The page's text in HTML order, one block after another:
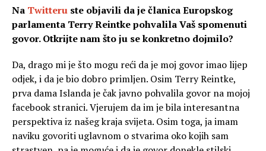
Na Twitteru ste objavili da je članica Europskog
parlamenta Terry Reintke pohvalila Vaš spomenuti
govor. Otkrijte nam što ju se konkretno dojmilo?
Da, drago mi je što mogu reći da je moj govor imao lijep
odjek, i da je bio dobro primljen. Osim Terry Reintke,
prva dama Islanda je čak javno pohvalila govor na mojoj
facebook stranici. Vjerujem da im je bila interesantna
perspektiva iz našeg kraja svijeta. Osim toga, ja imam
naviku govoriti uglavnom o stvarima oko kojih sam